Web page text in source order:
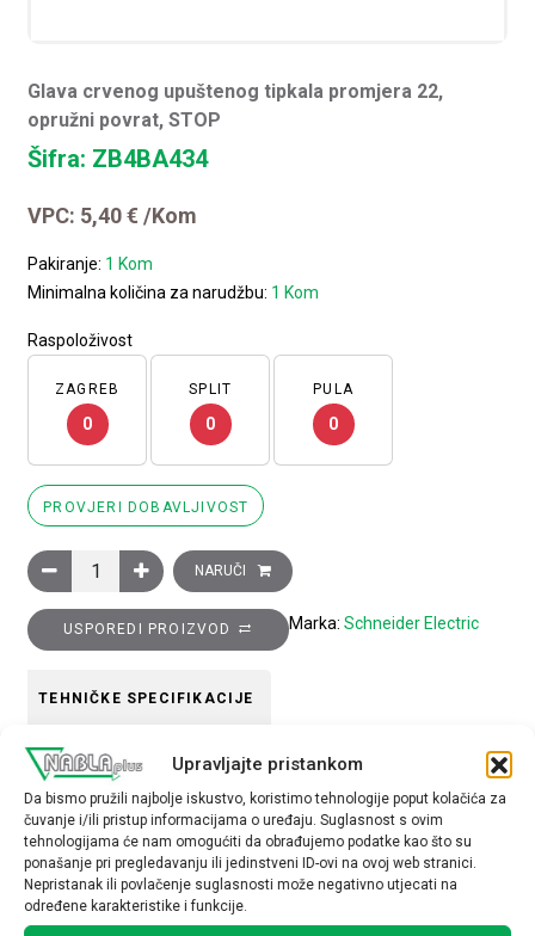
Upravljajte pristankom
Da bismo pružili najbolje iskustvo, koristimo tehnologije poput kolačića za
čuvanje i/ili pristup informacijama o uređaju. Suglasnost s ovim
tehnologijama će nam omogućiti da obrađujemo podatke kao što su
ponašanje pri pregledavanju ili jedinstveni ID-ovi na ovoj web stranici.
Nepristanak ili povlačenje suglasnosti može negativno utjecati na
određene karakteristike i funkcije.
Glava crvenog upuštenog tipkala promjera 22,
opružni povrat, STOP
Šifra: ZB4BA434
VPC: 5,40€ /Kom
Pakiranje: 1 Kom
Minimalna količina za narudžbu: 1 Kom
Raspoloživost
ZAGREB
0
SPLIT
0
PULA
0
PROVJERI DOBAVLJIVOST
Glava crvenog upuštenog tipkala promjera 22, opružni povrat,
NARUČI
USPOREDI PROIZVOD Marka: Schneider Electric
TEHNIČKE SPECIFIKACIJE
Boja
crvena
Tip opreme
glava tipkala